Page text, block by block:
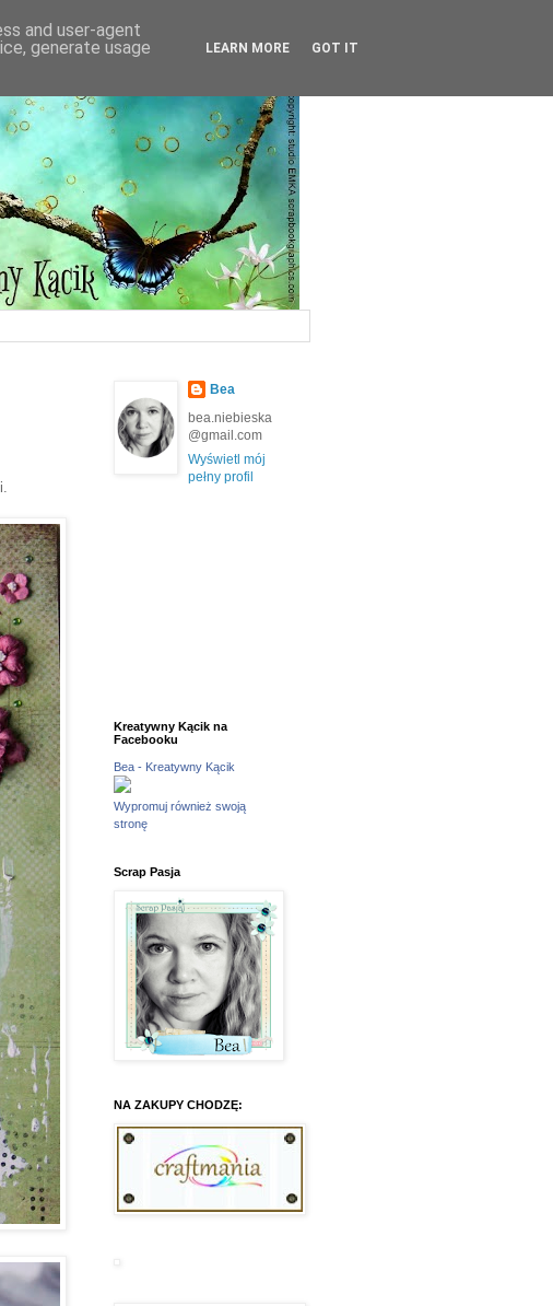
Bea
bea.niebieska
@gmail.com
Wyświetl mój
pełny profil
Kreatywny Kącik na
Facebooku
Bea - Kreatywny Kącik
Wypromuj również swoją
stronę
Scrap Pasja
NA ZAKUPY CHODZĘ:
and user-agent
generate usage
LEARN MORE GOT IT